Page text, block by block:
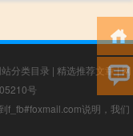
分类目录 | 精选推荐文章|网
号
f_fb#foxmail.com说明，我们